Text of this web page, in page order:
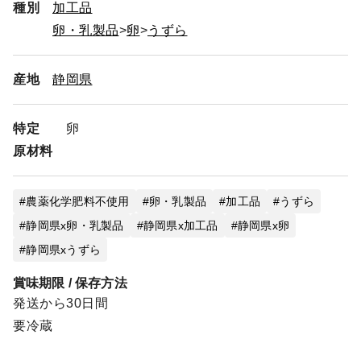
種別
加工品
卵・乳製品
卵 うずら
産地 静岡県
特定
原材料
卵
農薬化学肥料不使用 卵・乳製品 加工品
うずら
静岡県x卵・乳製品
静岡県x加工品
静岡県x卵
静岡県xうずら
賞味期限 / 保存方法
発送から30日間
要冷蔵